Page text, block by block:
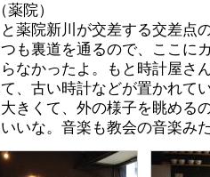
院）
薬院新川が交差する交差点
も裏道を通るので、ここに
なかったよ。もと時計屋さ
、古い時計などが置かれて
きくて、外の様子を眺める
いな。音楽も教会の音楽み